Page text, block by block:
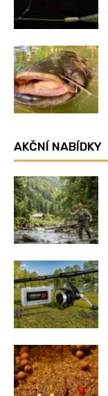
AKČNÍ NABÍDKY